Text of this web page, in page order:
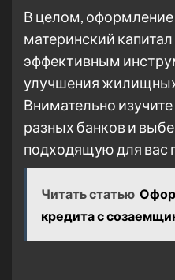
В целом, оформление
материнский
эффективным
улучшения
Внимательно
разных банков и
подходящую для вас
Читать статью
кредита с